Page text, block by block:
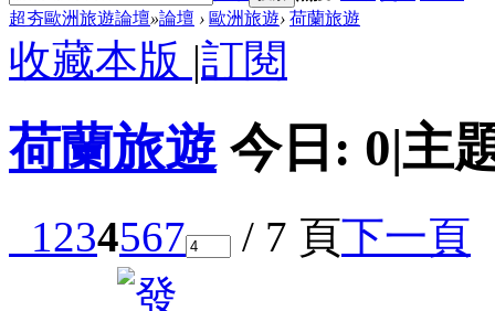
超夯歐洲旅遊論壇»論壇 › 歐洲旅遊› 荷蘭旅遊
收藏本版 |訂閱
荷蘭旅遊 今日: 0|主
1234567 / 7 頁下一頁